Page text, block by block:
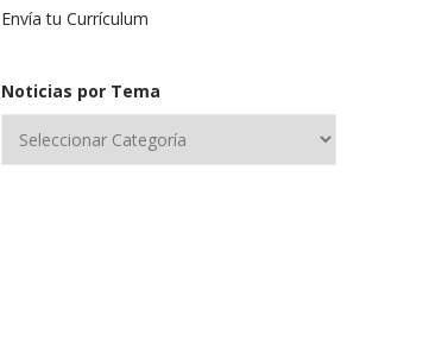
Envía tu Currículum
Noticias por Tema